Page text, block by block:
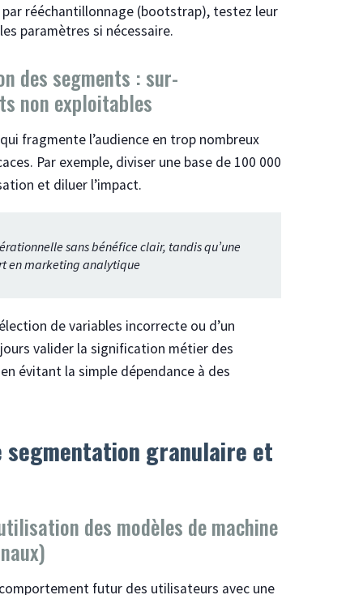
rééchantillonnage (bootstrap), testez leur
paramètres si nécessaire.
des segments : sur-
non exploitables
fragmente l’audience en trop nombreux
Par exemple, diviser une base de 100 000
et diluer l’impact.
sans bénéfice clair, tandis qu’une
en marketing analytique
de variables incorrecte ou d’un
valider la signification métier des
évitant la simple dépendance à des
segmentation granulaire et
des modèles de machine
futur des utilisateurs avec une